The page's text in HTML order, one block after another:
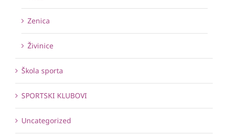
Zenica
Živinice
Škola sporta
SPORTSKI KLUBOVI
Uncategorized